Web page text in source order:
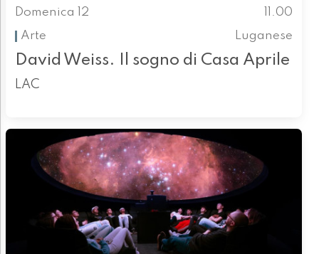
Domenica 12
11.00
Arte
Luganese
David Weiss. Il sogno di Casa Aprile
LAC